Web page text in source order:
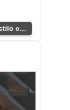
Lámpara geométrica industrial estilo colgante